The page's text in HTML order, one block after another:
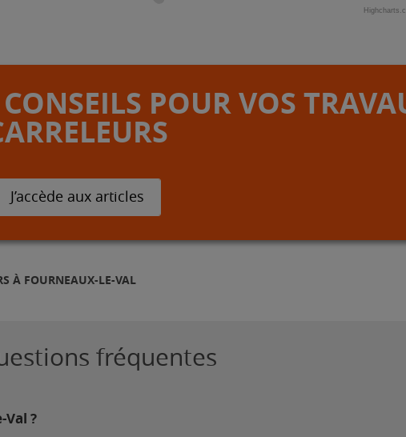
POUR VOS
J’accède aux articles
À FOURNEAUX-LE-VAL
fréquentes
?